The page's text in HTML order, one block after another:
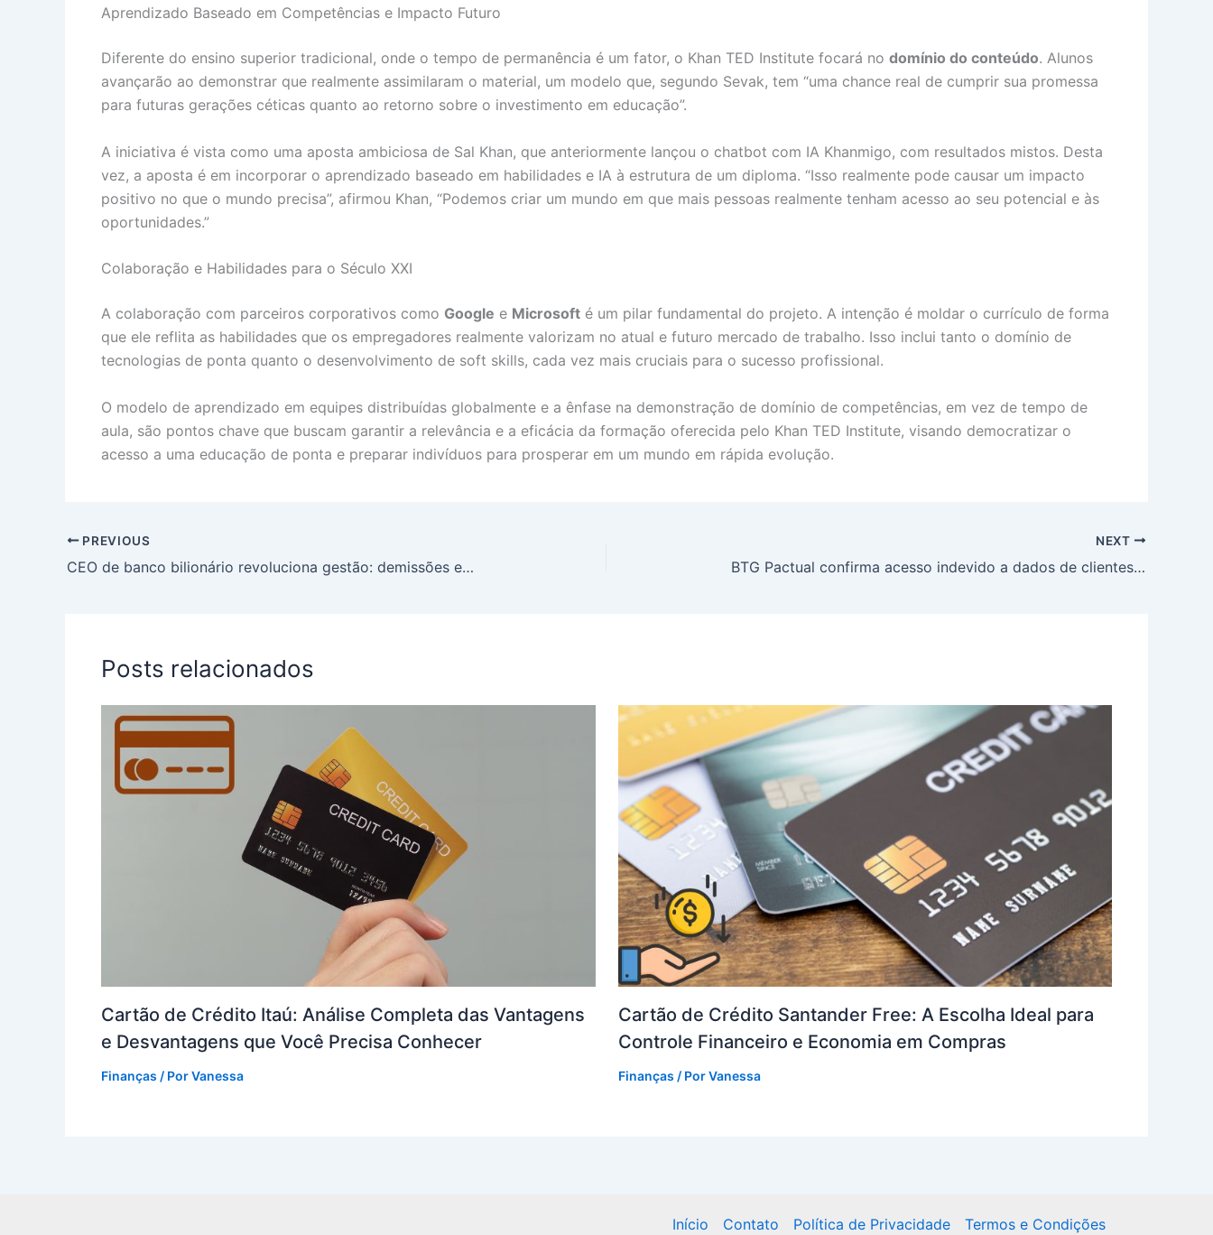
Aprendizado Baseado em Competências e Impacto Futuro
Diferente do ensino superior tradicional, onde o tempo de permanência é um fator, o Khan TED Institute focará no domínio do conteúdo. Alunos
avançarão ao demonstrar que realmente assimilaram o material, um modelo que, segundo Sevak, tem “uma chance real de cumprir sua promessa
para futuras gerações céticas quanto ao retorno sobre o investimento em educação”.
A iniciativa é vista como uma aposta ambiciosa de Sal Khan, que anteriormente lançou o chatbot com IA Khanmigo, com resultados mistos. Desta
vez, a aposta é em incorporar o aprendizado baseado em habilidades e IA à estrutura de um diploma. “Isso realmente pode causar um impacto
positivo no que o mundo precisa”, afirmou Khan, “Podemos criar um mundo em que mais pessoas realmente tenham acesso ao seu potencial e às
oportunidades.”
Colaboração e Habilidades para o Século XXI
A colaboração com parceiros corporativos como Google e Microsoft é um pilar fundamental do projeto. A intenção é moldar o currículo de forma
que ele reflita as habilidades que os empregadores realmente valorizam no atual e futuro mercado de trabalho. Isso inclui tanto o domínio de
tecnologias de ponta quanto o desenvolvimento de soft skills, cada vez mais cruciais para o sucesso profissional.
O modelo de aprendizado em equipes distribuídas globalmente e a ênfase na demonstração de domínio de competências, em vez de tempo de
aula, são pontos chave que buscam garantir a relevância e a eficácia da formação oferecida pelo Khan TED Institute, visando democratizar o
acesso a uma educação de ponta e preparar indivíduos para prosperar em um mundo em rápida evolução.
PREVIOUS
CEO de banco bilionário revoluciona gestão: demissões em massa e almoços coletivos para unir equipe e superar crise
NEXT
BTG Pactual confirma acesso indevido a dados de clientes de contas internacionais em março, mas garante segurança dos valores
Posts relacionados
Cartão de Crédito Itaú: Análise Completa das Vantagens
e Desvantagens que Você Precisa Conhecer
Finanças / PorVanessa
Cartão de Crédito Santander Free: A Escolha Ideal para
Controle Financeiro e Economia em Compras
Finanças / PorVanessa
Início Contato Política de Privacidade Termos e Condições